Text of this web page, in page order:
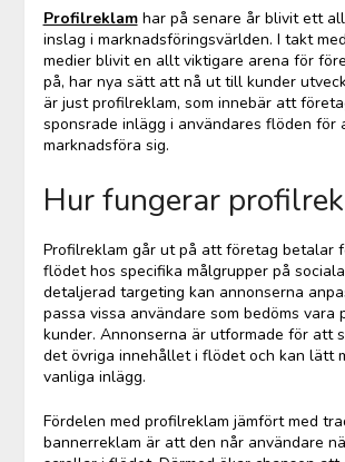
Profilreklamhar på senare år blivit ett
inslag i marknadsföringsvärlden. I takt
medier blivit en allt viktigare arena för
på, har nya sätt att nå ut till kunder
är just profilreklam, som innebär att
sponsrade inlägg i användares flöden för
marknadsföra sig.
Hur fungerar
Profilreklam går ut på att företag betalar
flödet hos specifika målgrupper på
detaljerad targeting kan annonserna
passa vissa användare som bedöms vara
kunder. Annonserna är utformade för att
det övriga innehållet i flödet och kan lätt
vanliga inlägg.
Fördelen med profilreklam jämfört med
bannerreklam är att den når användare